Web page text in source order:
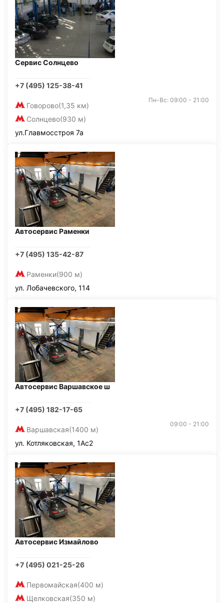
Сервис Солнцево
+7 (495) 125-38-41
Говорово(1,35 км)
Солнцево(930 м)
Пн-Вс: 09:00 - 21:00
ул.Главмосстроя 7а
Автосервис Раменки
+7 (495) 135-42-87
Раменки(900 м)
ул. Лобачевского, 114
Автосервис Варшавское ш
+7 (495) 182-17-65
Варшавская(1400 м)
09:00 - 21:00
ул. Котляковская, 1Ас2
Автосервис Измайлово
+7 (495) 021-25-26
Первомайская(400 м)
Щелковская(350 м)